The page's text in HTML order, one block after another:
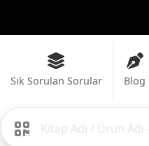
Sık Sorulan Sorular Blog